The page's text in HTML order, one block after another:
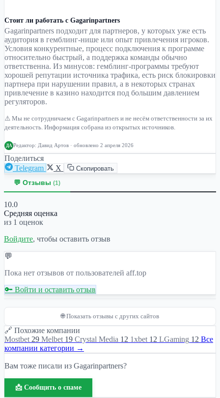
Стоит ли работать с Gagarinpartners
Gagarinpartners подходит для партнеров, у которых уже есть
аудитория в гемблинг-нише или опыт привлечения игроков.
Условия конкурентные, процесс подключения к программе
относительно быстрый, а поддержка команды обычно
ответственна. Из минусов: гемблинг-программы требуют
хорошей репутации источника трафика, есть риск блокировки
партнера при нарушении правил, а в некоторых странах
привлечение в казино находится под большим давлением
регуляторов.
⚠️ Мы не сотрудничаем с Gagarinpartners и не несём ответственности за их
деятельность. Информация собрана из открытых источников.
ДА Редактор: Давид Артов · обновлено 2 апреля 2026
Поделиться
Telegram
X Скопировать
💬 Отзывы (1)
10.0
Средняя оценка
из 1 оценок
Войдите, чтобы оставить отзыв
💬
Пока нет отзывов от пользователей aff.top
🔑 Войти и оставить отзыв
🌐 Показать отзывы с других сайтов
🔗 Похожие компании
Mostbet 29 Melbet 19 Crystal Media 12 1xbet 12 LGaming 12 Все
компании категории →
Вам тоже писали из Gagarinpartners?
📩 Сообщить о спаме